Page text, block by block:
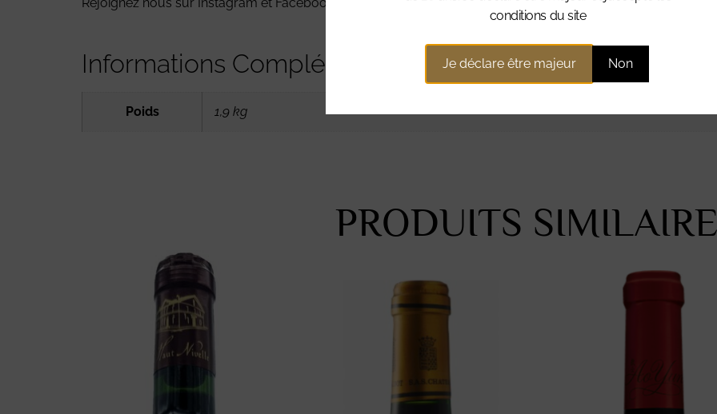
Informations Complémentaires
Poids 1,9 kg
PRODUITS
conditions du site
Je déclare être majeur Non